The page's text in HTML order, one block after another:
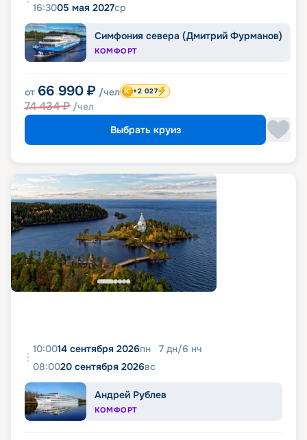
16:3005 мая 2027ср
Симфония севера (Дмитрий Фурманов)
КОМФОРТ
от 66 990 ₽ /чел
74 434₽ /чел
+2 027
Выбрать круиз
10:0014 сентября 2026пн 7 дн/6 нч
08:0020 сентября 2026вс
Андрей Рублев
КОМФОРТ